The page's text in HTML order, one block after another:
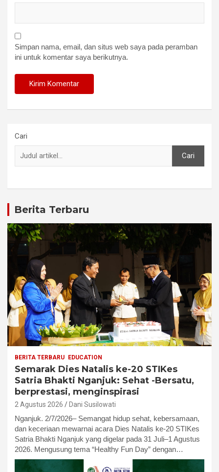
Simpan nama, email, dan situs web saya pada peramban
ini untuk komentar saya berikutnya.
Cari
Cari
Berita Terbaru
BERITA TERBARU EDUCATION
Semarak Dies Natalis ke-20 STIKes
Satria Bhakti Nganjuk: Sehat -Bersatu,
berprestasi, menginspirasi
2 Agustus 2026 Dani Susilowati
Nganjuk. 2/7/2026– Semangat hidup sehat, kebersamaan,
dan keceriaan mewarnai acara Dies Natalis ke-20 STIKes
Satria Bhakti Nganjuk yang digelar pada 31 Juli–1 Agustus
2026. Mengusung tema “Healthy Fun Day” dengan…